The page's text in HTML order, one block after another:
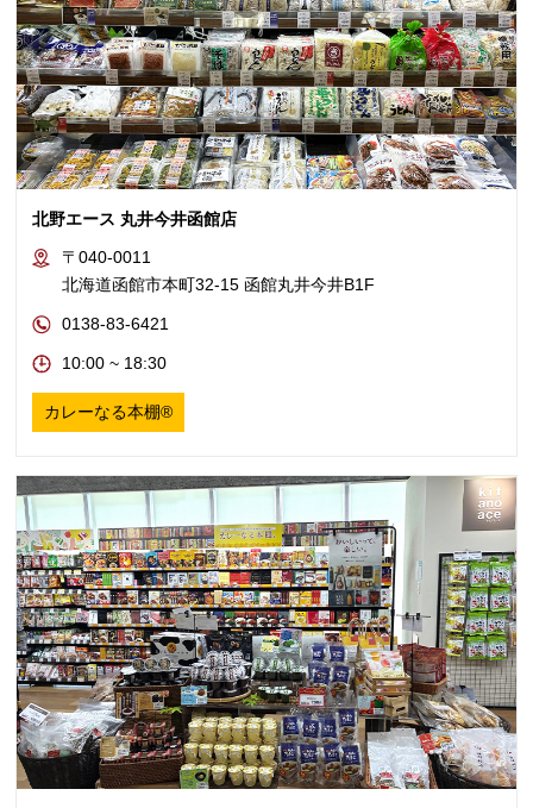
北野エース 丸井今井函館店
〒040-0011
北海道函館市本町32-15 函館丸井今井B1F
0138-83-6421
10:00 ~ 18:30
カレーなる本棚®